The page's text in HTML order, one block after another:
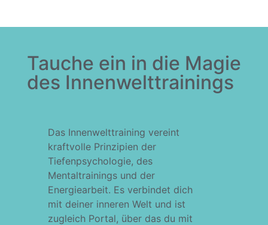
Tauche ein in die Magie
des Innenwelttrainings
Das Innenwelttraining vereint
kraftvolle Prinzipien der
Tiefenpsychologie, des
Mentaltrainings und der
Energiearbeit. Es verbindet dich
mit deiner inneren Welt und ist
zugleich Portal, über das du mit